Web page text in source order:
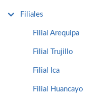
Filiales
Filial Arequipa
Filial Trujillo
Filial Ica
Filial Huancayo